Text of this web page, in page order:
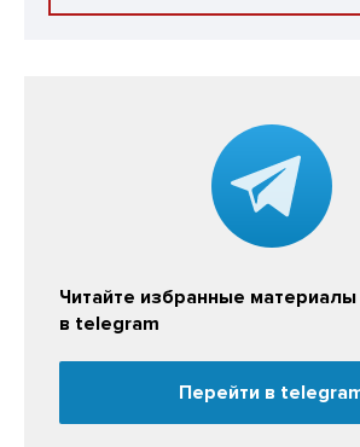
Читайте избранные
в telegram
Перейти в